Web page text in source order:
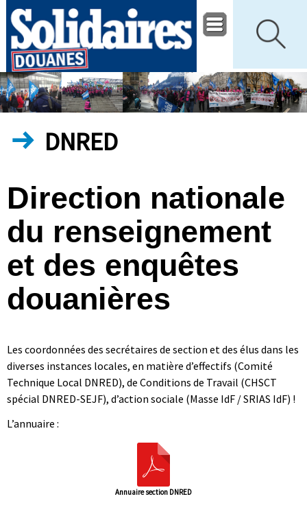
DNRED
Direction nationale
du renseignement
et des enquêtes
douanières
Les coordonnées des secrétaires de section et des élus dans les
diverses instances locales, en matière d’effectifs (Comité
Technique Local DNRED), de Conditions de Travail (CHSCT
spécial DNRED-SEJF), d’action sociale (Masse IdF / SRIAS IdF) !
L’annuaire :
Annuaire section DNRED